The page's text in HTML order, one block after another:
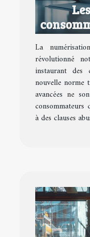
La
révolutionné
instaurant des
nouvelle norme
avancées ne
à des clauses